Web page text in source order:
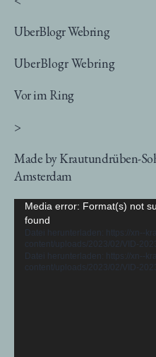
UberBlogr Webring
UberBlogr Webring
Vor im Ring
>
Made by Krautundrüben-
Amsterdam
Video-
Player
Media error: Format(s) not
found
Datei herunterladen: https://xn--
content/uploads/2023/02/VID-
Datei herunterladen: https://xn--
content/uploads/2023/02/VID-